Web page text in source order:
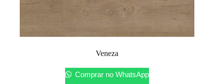
Veneza
Comprar no WhatsApp